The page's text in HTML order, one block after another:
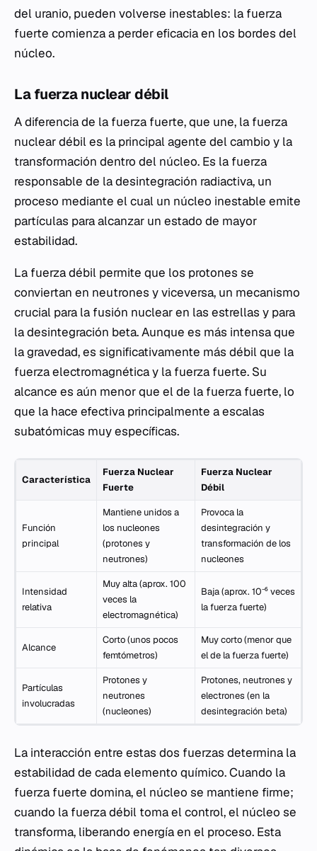
del uranio, pueden volverse inestables: la fuerza
fuerte comienza a perder eficacia en los bordes del
núcleo.
La fuerza nuclear débil
A diferencia de la fuerza fuerte, que une, la fuerza
nuclear débil es la principal agente del cambio y la
transformación dentro del núcleo. Es la fuerza
responsable de la desintegración radiactiva, un
proceso mediante el cual un núcleo inestable emite
partículas para alcanzar un estado de mayor
estabilidad.
La fuerza débil permite que los protones se
conviertan en neutrones y viceversa, un mecanismo
crucial para la fusión nuclear en las estrellas y para
la desintegración beta. Aunque es más intensa que
la gravedad, es significativamente más débil que la
fuerza electromagnética y la fuerza fuerte. Su
alcance es aún menor que el de la fuerza fuerte, lo
que la hace efectiva principalmente a escalas
subatómicas muy específicas.
Característica
Fuerza Nuclear
Fuerte
Fuerza Nuclear
Débil
Función
principal
Mantiene unidos a
los nucleones
(protones y
neutrones)
Provoca la
desintegración y
transformación de los
nucleones
Intensidad
relativa
Muy alta (aprox. 100
veces la
electromagnética)
Baja (aprox. 10⁻⁶ veces
la fuerza fuerte)
Alcance
Corto (unos pocos
femtómetros)
Muy corto (menor que
el de la fuerza fuerte)
Partículas
involucradas
Protones y
neutrones
(nucleones)
Protones, neutrones y
electrones (en la
desintegración beta)
La interacción entre estas dos fuerzas determina la
estabilidad de cada elemento químico. Cuando la
fuerza fuerte domina, el núcleo se mantiene firme;
cuando la fuerza débil toma el control, el núcleo se
transforma, liberando energía en el proceso. Esta